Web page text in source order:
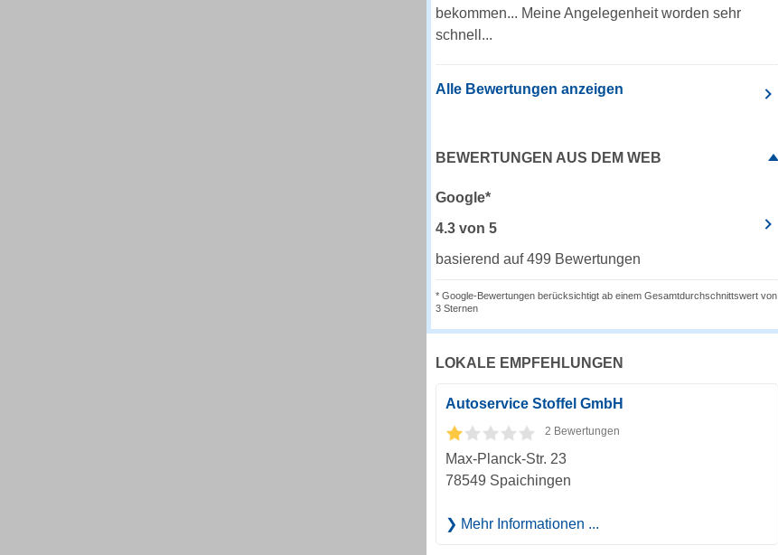
bekommen... Meine Angelegenheit worden sehr
schnell...
Alle Bewertungen anzeigen
BEWERTUNGEN AUS DEM WEB
Google*
4.3 von 5
basierend auf 499 Bewertungen
* Google-Bewertungen berücksichtigt ab einem Gesamtdurchschnittswert von
3 Sternen
LOKALE EMPFEHLUNGEN
Autoservice Stoffel GmbH
2 Bewertungen
Max-Planck-Str. 23
78549 Spaichingen
Mehr Informationen ...